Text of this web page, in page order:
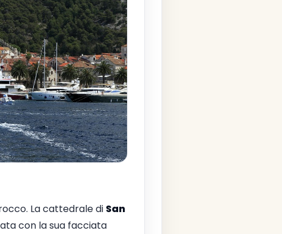
La cattedrale di San
con la sua facciata